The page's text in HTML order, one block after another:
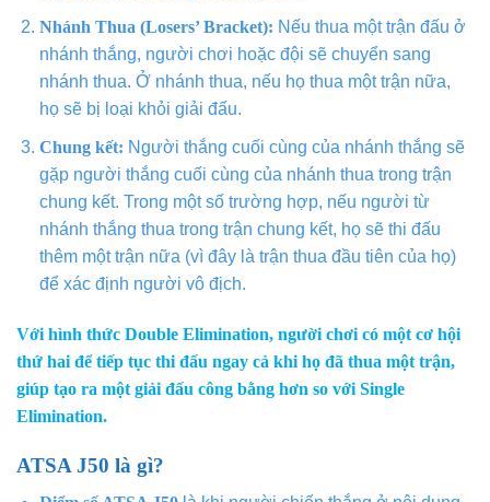
Nhánh Thua (Losers’ Bracket): Nếu thua một trận đấu ở
nhánh thắng, người chơi hoặc đội sẽ chuyển sang
nhánh thua. Ở nhánh thua, nếu họ thua một trận nữa,
họ sẽ bị loại khỏi giải đấu.
Chung kết: Người thắng cuối cùng của nhánh thắng sẽ
gặp người thắng cuối cùng của nhánh thua trong trận
chung kết. Trong một số trường hợp, nếu người từ
nhánh thắng thua trong trận chung kết, họ sẽ thi đấu
thêm một trận nữa (vì đây là trận thua đầu tiên của họ)
để xác định người vô địch.
Với hình thức Double Elimination, người chơi có một cơ hội
thứ hai để tiếp tục thi đấu ngay cả khi họ đã thua một trận,
giúp tạo ra một giải đấu công bằng hơn so với Single
Elimination.
ATSA J50 là gì?